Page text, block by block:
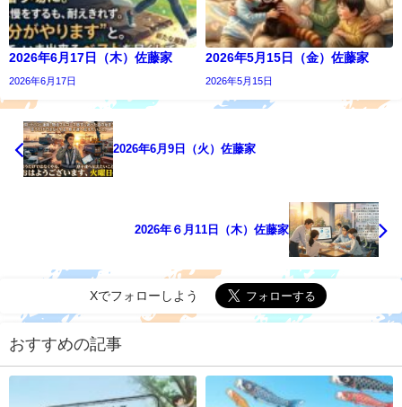
2026年6月17日（木）佐藤家
2026年6月17日
2026年5月15日（金）佐藤家
2026年5月15日
2026年6月9日（火）佐藤家
2026年６月11日（木）佐藤家
Xでフォローしよう
おすすめの記事